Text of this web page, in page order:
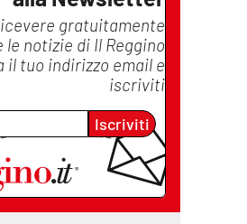
gratuitamente
le notizie di Il Reggino
il tuo indirizzo email e
iscriviti
Iscriviti